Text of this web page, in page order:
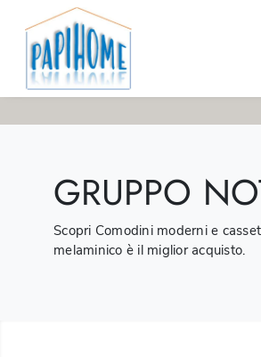
GRUPPO
Scopri Comodini moderni e
melaminico è il miglior acquisto.